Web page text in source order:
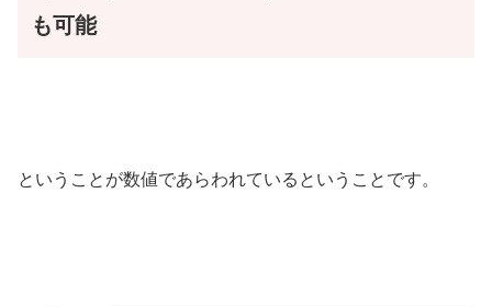
も可能
ということが数値であらわれているということです。